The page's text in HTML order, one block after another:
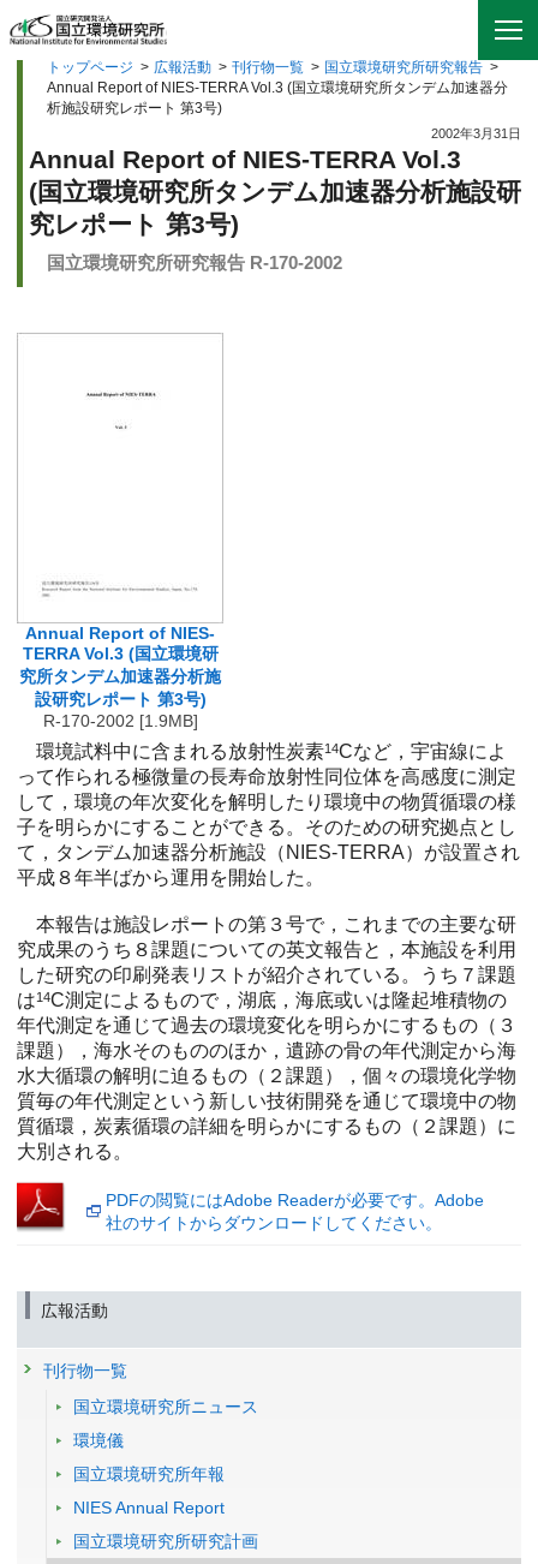
トップページ > 広報活動 > 刊行物一覧 > 国立環境研究所研究報告 >
Annual Report of NIES-TERRA Vol.3 (国立環境研究所タンデム加速器分
析施設研究レポート 第3号)
2002年3月31日
Annual Report of NIES-TERRA Vol.3
(国立環境研究所タンデム加速器分析施設研
究レポート 第3号)
国立環境研究所研究報告 R-170-2002
Annual Report of NIES-
TERRA Vol.3 (国立環境研
究所タンデム加速器分析施
設研究レポート 第3号)
R-170-2002 [1.9MB]
環境試料中に含まれる放射性炭素14Cなど，宇宙線によ
って作られる極微量の長寿命放射性同位体を高感度に測定
して，環境の年次変化を解明したり環境中の物質循環の様
子を明らかにすることができる。そのための研究拠点とし
て，タンデム加速器分析施設（NIES-TERRA）が設置され
平成８年半ばから運用を開始した。
本報告は施設レポートの第３号で，これまでの主要な研
究成果のうち８課題についての英文報告と，本施設を利用
した研究の印刷発表リストが紹介されている。うち７課題
は14C測定によるもので，湖底，海底或いは隆起堆積物の
年代測定を通じて過去の環境変化を明らかにするもの（３
課題），海水そのもののほか，遺跡の骨の年代測定から海
水大循環の解明に迫るもの（２課題），個々の環境化学物
質毎の年代測定という新しい技術開発を通じて環境中の物
質循環，炭素循環の詳細を明らかにするもの（２課題）に
大別される。
PDFの閲覧にはAdobe Readerが必要です。Adobe
社のサイトからダウンロードしてください。
広報活動
刊行物一覧
国立環境研究所ニュース
環境儀
国立環境研究所年報
NIES Annual Report
国立環境研究所研究計画